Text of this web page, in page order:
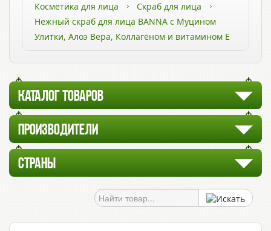
Косметика для лица
Скраб для лица
Нежный скраб для лица BANNA с Муцином
Улитки, Алоэ Вера, Коллагеном и витамином Е
КАТАЛОГ ТОВАРОВ
ПРОИЗВОДИТЕЛИ
СТРАНЫ